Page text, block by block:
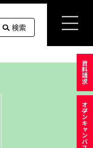
検索
資料請求
オ
プンキャンパス